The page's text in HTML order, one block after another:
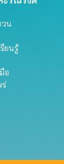
วน
รียนรู้
อ
ร่